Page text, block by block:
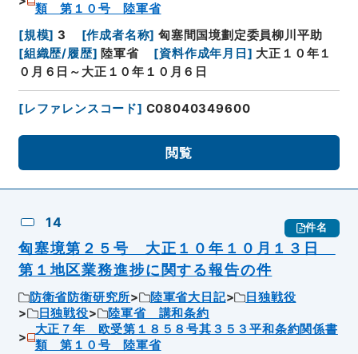
類 第１０号 陸軍省
[規模] 3 [作成者名称] 匈塞間国境劃定委員柳川平助
[組織歴/履歴] 陸軍省 [資料作成年月日 ] 大正１０年１
０月６日～大正１０年１０月６日
[レファレンスコード] C08040349600
閲覧
14 件名
匈塞境第２５号 大正１０年１０月１３日
第１地区業務進捗に関する報告の件
防衛省防衛研究所 陸軍省大日記
日独戦役
日独戦役
陸軍省 講和条約
大正７年 欧受第１８５８号其３５３平和条約関係書
類 第１０号 陸軍省